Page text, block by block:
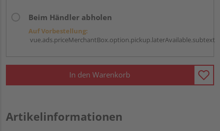
Beim Händler abholen
Auf Vorbestellung:
vue.ads.priceMerchantBox.option.pickup.laterAvailable.subtext
In den Warenkorb
Artikelinformationen